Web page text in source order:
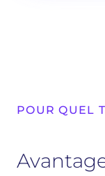
POUR QUEL